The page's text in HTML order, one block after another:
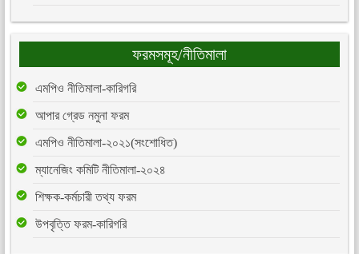
ফরমসমূহ/নীতিমালা
এমপিও নীতিমালা-কারিগরি
আপার গ্রেড নমুনা ফরম
এমপিও নীতিমালা-২০২১(সংশোধিত)
ম্যানেজিং কমিটি নীতিমালা-২০২৪
শিক্ষক-কর্মচারী তথ্য ফরম
উপবৃত্তি ফরম-কারিগরি